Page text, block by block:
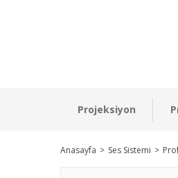
Projeksiyon
Anasayfa Ses Sistemi